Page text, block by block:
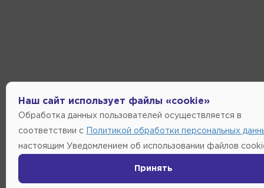
Наш сайт использует файлы «cookie»
Обработка данных пользователей осуществляется в
соответствии с Политикой обработки персональных
настоящим Уведомлением об использовании файлов
Принять